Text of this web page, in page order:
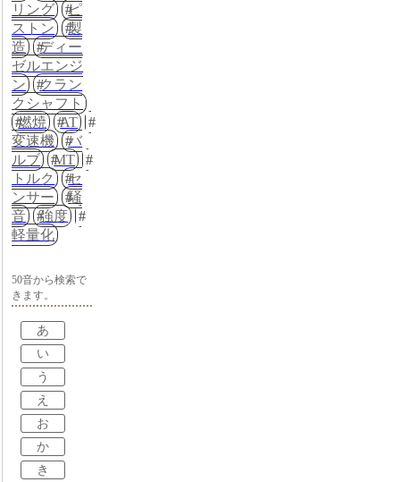
リング
ピ
ストン
製
造
ディー
ゼルエンジ
ン
クラン
クシャフト
燃焼
AT
変速機
バ
ルブ
MT
トルク
セ
ンサー
騒
音
強度
軽量化
50音から検索で
きます。
あ
い
う
え
お
か
き